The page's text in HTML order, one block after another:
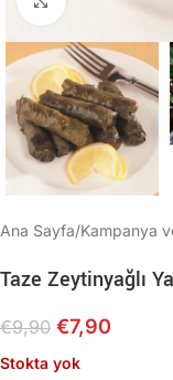
Ana Sayfa/Kampanya
Taze Zeytinyağlı
€9,90 €7,90
Stokta yok